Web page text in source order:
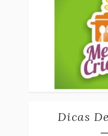
Dicas